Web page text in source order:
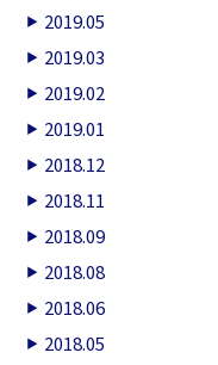
2019.05
2019.03
2019.02
2019.01
2018.12
2018.11
2018.09
2018.08
2018.06
2018.05